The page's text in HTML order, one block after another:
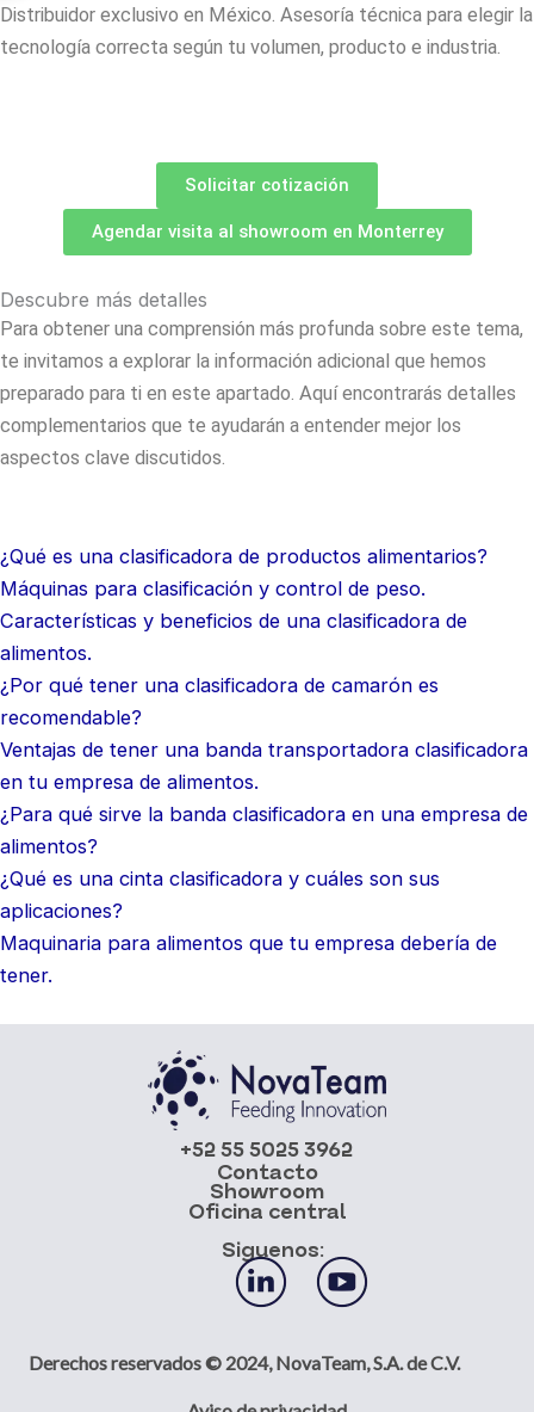
Distribuidor exclusivo en México. Asesoría técnica para elegir la
tecnología correcta según tu volumen, producto e industria.
Solicitar cotización
Agendar visita al showroom en Monterrey
Descubre más detalles
Para obtener una comprensión más profunda sobre este tema,
te invitamos a explorar la información adicional que hemos
preparado para ti en este apartado. Aquí encontrarás detalles
complementarios que te ayudarán a entender mejor los
aspectos clave discutidos.
¿Qué es una clasificadora de productos alimentarios?
Máquinas para clasificación y control de peso.
Características y beneficios de una clasificadora de
alimentos.
¿Por qué tener una clasificadora de camarón es
recomendable?
Ventajas de tener una banda transportadora clasificadora
en tu empresa de alimentos.
¿Para qué sirve la banda clasificadora en una empresa de
alimentos?
¿Qué es una cinta clasificadora y cuáles son sus
aplicaciones?
Maquinaria para alimentos que tu empresa debería de
tener.
Contacto
+52 55 5025 3962
Showroom
Oficina central
Siguenos:
Derechos reservados © 2024, NovaTeam, S.A. de C.V.